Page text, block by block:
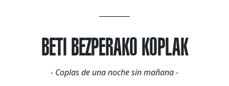
BETI BEZPERAKO KOPLAK
- Coplas de una noche sin mañana -